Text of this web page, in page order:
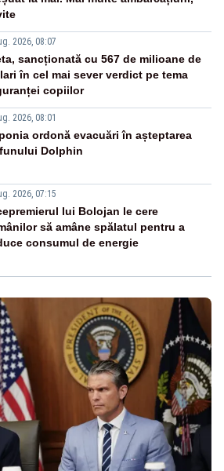
2026, 08:07
sancționată cu 567 de milioane de
în cel mai sever verdict pe tema
copiilor
2026, 08:01
ordonă evacuări în așteptarea
Dolphin
2026, 07:15
lui Bolojan le cere
să amâne spălatul pentru a
consumul de energie